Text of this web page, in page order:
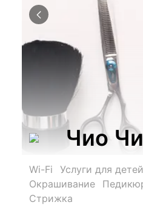
Чио
Wi-Fi Услуги для детей
Окрашивание
Стрижка